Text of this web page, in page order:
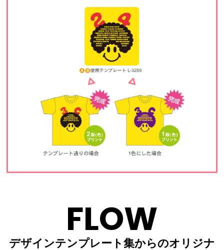
FLOW
デザインテンプレート集からのオリジナ